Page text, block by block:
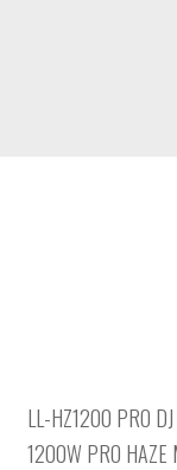
LL-HZ1200 PRO DJ
1200W PRO HAZE